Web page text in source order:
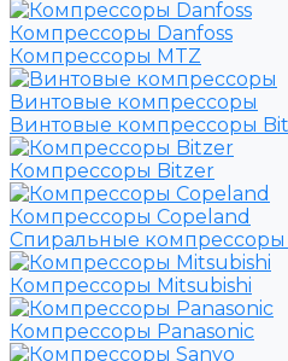
Компрессоры Danfoss
Компрессоры MTZ
Винтовые компрессоры
Винтовые компрессоры
Компрессоры Bitzer
Компрессоры Copeland
Спиральные компрессоры
Компрессоры Mitsubishi
Компрессоры Panasonic